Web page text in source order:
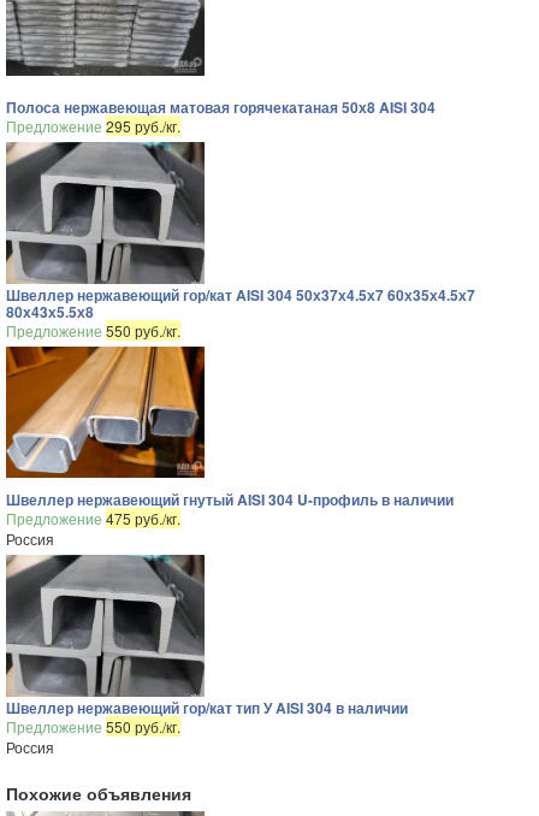
Полоса нержавеющая матовая горячекатаная 50х8 AISI 304
Предложение 295 руб./кг.
Швеллер нержавеющий гор/кат AISI 304 50х37х4.5х7 60х35х4.5х7
80х43х5.5х8
Предложение 550 руб./кг.
Швеллер нержавеющий гнутый AISI 304 U-профиль в наличии
Предложение 475 руб./кг.
Россия
Швеллер нержавеющий гор/кат тип У AISI 304 в наличии
Предложение 550 руб./кг.
Россия
Похожие объявления